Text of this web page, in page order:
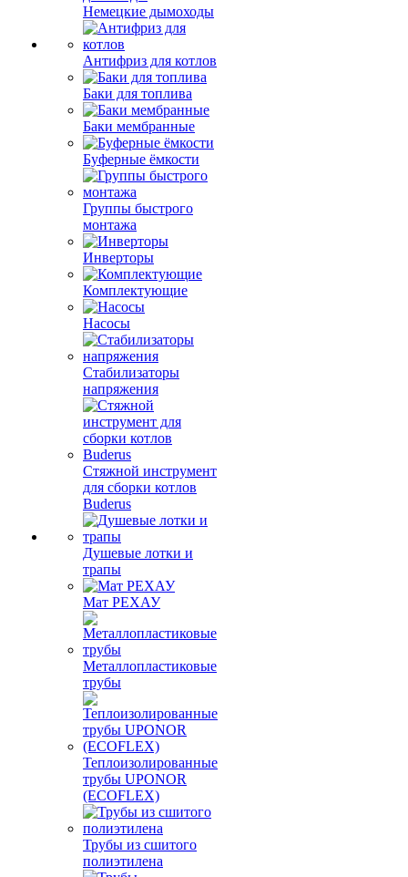
Немецкие дымоходы
Антифриз для котлов
Баки для топлива
Баки мембранные
Буферные ёмкости
Группы быстрого
монтажа
Инверторы
Комплектующие
Насосы
Стабилизаторы
напряжения
Стяжной инструмент
для сборки котлов
Buderus
Душевые лотки и
трапы
Мат РЕХАУ
Металлопластиковые
трубы
Теплоизолированные
трубы UPONOR
(ECOFLEX)
Трубы из сшитого
полиэтилена